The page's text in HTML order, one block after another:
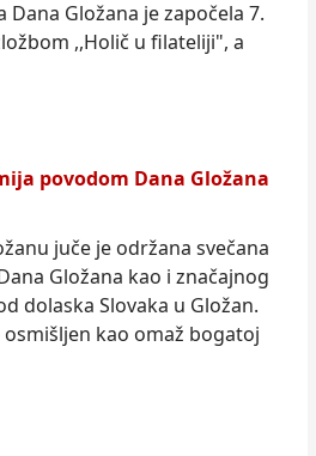
Gložana je započela 7.
,,Holič u filateliji", a
povodom Dana Gložana
juče je održana svečana
Gložana kao i značajnog
dolaska Slovaka u Gložan.
kao omaž bogatoj